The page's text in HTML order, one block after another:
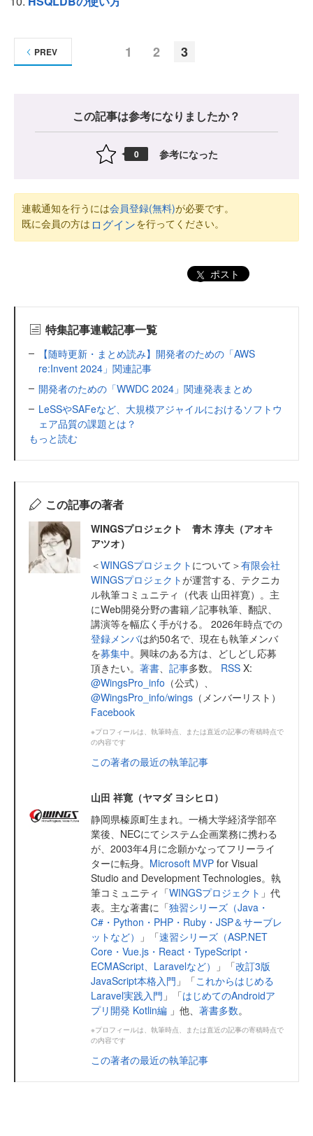
1 2 3
PREV
この記事は参考になりましたか？
0 参考になった
連載通知を行うには会員登録(無料)が必要です。
既に会員の方は ログインを行ってください。
ポスト
特集記事連載記事一覧
【随時更新・まとめ読み】開発者のための「AWS
re:Invent 2024」関連記事
開発者のための「WWDC 2024」関連発表まとめ
LeSSやSAFeなど、大規模アジャイルにおけるソフトウ
ェア品質の課題とは？
もっと読む
この記事の著者
WINGSプロジェクト 青木 淳夫（アオキ
アツオ）
＜WINGSプロジェクト について＞有限会社
WINGSプロジェクトが運営する、テクニカ
ル執筆コミュニティ（代表 山田祥寛）。主
にWeb開発分野の書籍／記事執筆、翻訳、
講演等を幅広く手がける。 2026年時点での
登録メンバは約50名で、現在も執筆メンバ
を募集中。興味のある方は、どしどし応募
頂きたい。 著書 記事多数。 RSS X:
@WingsPro_info （公式）、
@WingsPro_info/wings （メンバーリスト）
Facebook
※プロフィールは、執筆時点、または直近の記事の寄稿時点で
の内容です
この著者の最近の執筆記事
山田 祥寛（ヤマダ ヨシヒロ）
静岡県榛原町生まれ。一橋大学経済学部卒
業後、NECにてシステム企画業務に携わる
が、2003年4月に念願かなってフリーライ
ターに転身。 Microsoft MVP for Visual
Studio and Development Technologies。執
筆コミュニティ「WINGSプロジェクト 」代
表。主な著書に「独習シリーズ（Java・
C#・Python・PHP・Ruby・JSP＆サーブレ
ットなど）
」「速習シリーズ（ASP.NET
Core・Vue.js・React・TypeScript・
ECMAScript、Laravelなど）
」「改訂3版
JavaScript本格入門 」「これからはじめる
Laravel実践入門 」「はじめてのAndroidア
プリ開発 Kotlin編 」他、 著書多数。
※プロフィールは、執筆時点、または直近の記事の寄稿時点で
の内容です
この著者の最近の執筆記事